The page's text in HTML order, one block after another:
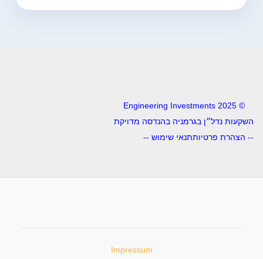
© 2025 Engineering Investments
השקעות נדל״ן בגרמניה בהנדסה מדויקת
-- הצהרת פרטיותתנאי שימוש --
Impressum